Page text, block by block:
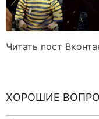
Читать пост
ХОРОШИЕ